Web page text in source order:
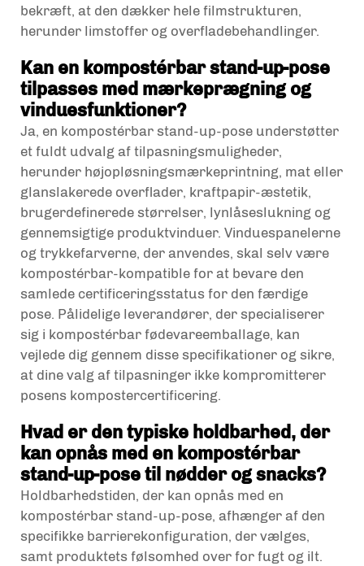
bekræft, at den dækker hele filmstrukturen,
herunder limstoffer og overfladebehandlinger.
Kan en kompostérbar stand-up-pose
tilpasses med mærkeprægning og
vinduesfunktioner?
Ja, en kompostérbar stand-up-pose understøtter
et fuldt udvalg af tilpasningsmuligheder,
herunder højopløsningsmærkeprintning, mat eller
glanslakerede overflader, kraftpapir-æstetik,
brugerdefinerede størrelser, lynlåseslukning og
gennemsigtige produktvinduer. Vinduespanelerne
og trykkefarverne, der anvendes, skal selv være
kompostérbar-kompatible for at bevare den
samlede certificeringsstatus for den færdige
pose. Pålidelige leverandører, der specialiserer
sig i kompostérbar fødevareemballage, kan
vejlede dig gennem disse specifikationer og sikre,
at dine valg af tilpasninger ikke kompromitterer
posens kompostercertificering.
Hvad er den typiske holdbarhed, der
kan opnås med en kompostérbar
stand-up-pose til nødder og snacks?
Holdbarhedstiden, der kan opnås med en
kompostérbar stand-up-pose, afhænger af den
specifikke barrierekonfiguration, der vælges,
samt produktets følsomhed over for fugt og ilt.